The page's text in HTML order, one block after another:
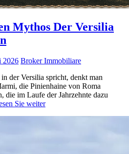
Mythos Der Versilia
2026 Broker Immobiliare
der Versilia spricht, denkt man
die Pinienhaine von Roma
die im Laufe der Jahrzehnte dazu
Sie weiter